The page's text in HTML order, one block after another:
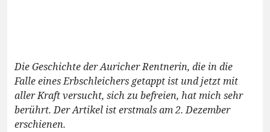
Die Geschichte der Auricher Rentnerin, die in die
Falle eines Erbschleichers getappt ist und jetzt mit
aller Kraft versucht, sich zu befreien, hat mich sehr
berührt. Der Artikel ist erstmals am 2. Dezember
erschienen.